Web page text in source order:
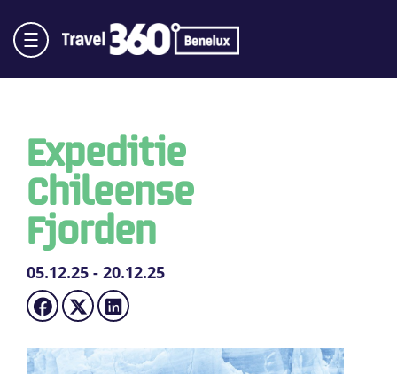
Expeditie
Chileense
Fjorden
05.12.25 - 20.12.25​